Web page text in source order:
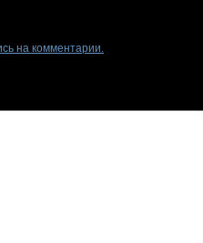
на комментарии.